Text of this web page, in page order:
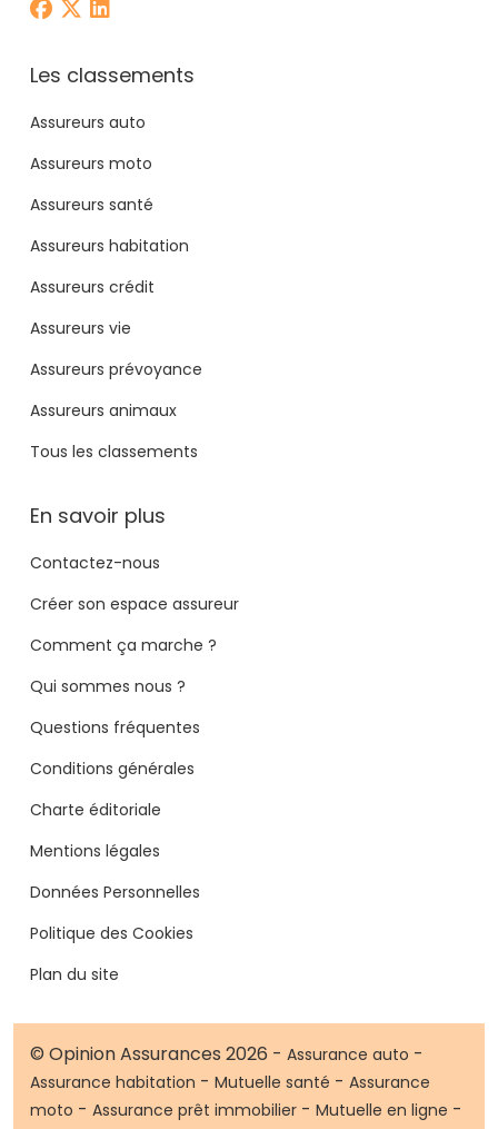
Les classements
Assureurs auto
Assureurs moto
Assureurs santé
Assureurs habitation
Assureurs crédit
Assureurs vie
Assureurs prévoyance
Assureurs animaux
Tous les classements
En savoir plus
Contactez-nous
Créer son espace assureur
Comment ça marche ?
Qui sommes nous ?
Questions fréquentes
Conditions générales
Charte éditoriale
Mentions légales
Données Personnelles
Politique des Cookies
Plan du site
© Opinion Assurances 2026 - Assurance auto -
Assurance habitation - Mutuelle santé - Assurance
moto - Assurance prêt immobilier - Mutuelle en ligne -